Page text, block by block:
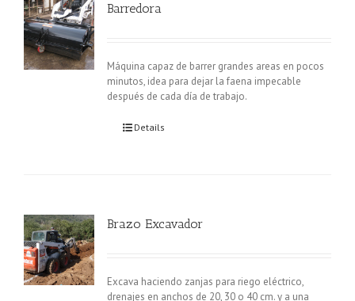
Barredora
Máquina capaz de barrer grandes areas en pocos
minutos, idea para dejar la faena impecable
después de cada día de trabajo.
Details
Brazo Excavador
Excava haciendo zanjas para riego eléctrico,
drenajes en anchos de 20, 30 o 40 cm. y a una